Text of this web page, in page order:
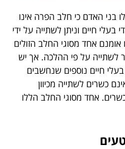
בני האדם כי חלב הפרה אינו
חיים וניתן לשתייה על ידי
אחד מסוגי החלב הזולים
לשתייה על פי ההלכה. אך יש
חיים נוספים שנחשבים
כשרים לשתייה מכיוון
אחד מסוגי החלב הללו